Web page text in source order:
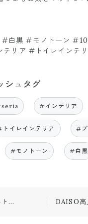
白黒 #モノトーン
テリア #トイレインテ
シュタグ
#インテリア
イレインテリア #プ
#モノトーン #白黒
子供部屋❤️ニトリでオーダーした…！